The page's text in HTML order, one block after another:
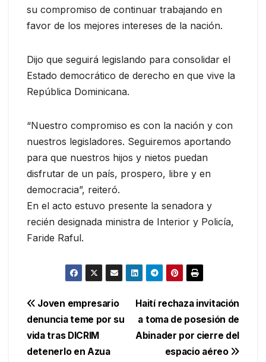
su compromiso de continuar trabajando en
favor de los mejores intereses de la nación.
Dijo que seguirá legislando para consolidar el
Estado democrático de derecho en que vive la
República Dominicana.
“Nuestro compromiso es con la nación y con
nuestros legisladores. Seguiremos aportando
para que nuestros hijos y nietos puedan
disfrutar de un país, prospero, libre y en
democracia”, reiteró.
En el acto estuvo presente la senadora y
recién designada ministra de Interior y Policía,
Faride Raful.
Navegación
de
entradas
Haití rechaza invitación
a toma de posesión de
Abinader por cierre del
espacio aéreo
Joven empresario
denuncia teme por su
vida tras DICRIM
detenerlo en Azua